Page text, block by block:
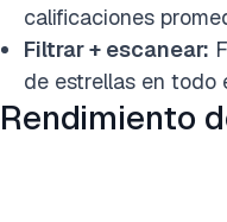
calificaciones
Filtrar + escanear:
de estrellas en todo
Rendimiento